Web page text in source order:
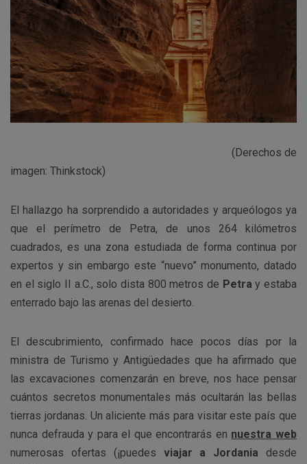
(Derechos de
imagen: Thinkstock)
El hallazgo ha sorprendido a autoridades y arqueólogos ya
que el perímetro de Petra, de unos 264 kilómetros
cuadrados, es una zona estudiada de forma continua por
expertos y sin embargo este “nuevo” monumento, datado
en el siglo II a.C., solo dista 800 metros de Petra y estaba
enterrado bajo las arenas del desierto.
El descubrimiento, confirmado hace pocos días por la
ministra de Turismo y Antigüedades que ha afirmado que
las excavaciones comenzarán en breve, nos hace pensar
cuántos secretos monumentales más ocultarán las bellas
tierras jordanas. Un aliciente más para visitar este país que
nunca defrauda y para el que encontrarás en nuestra web
numerosas ofertas (¡puedes viajar a Jordania desde